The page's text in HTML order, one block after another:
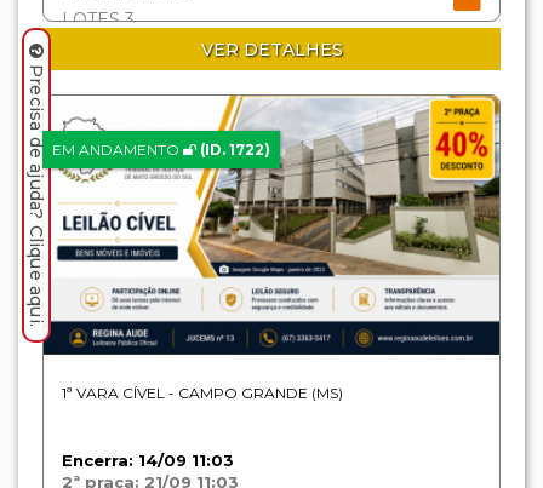
LOTES 3
VER DETALHES
EM ANDAMENTO (ID. 1722)
1ª VARA CÍVEL - CAMPO GRANDE (MS)
Encerra: 14/09 11:03
2ª praça: 21/09 11:03
Precisa de ajuda? Clique aqui.